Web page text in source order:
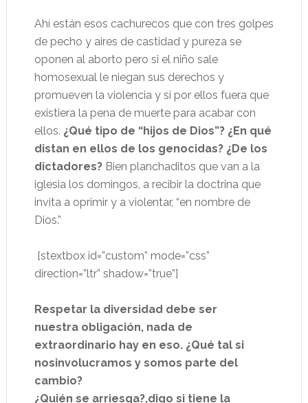
Ahí están esos cachurecos que con tres golpes
de pecho y aires de castidad y pureza se
oponen al aborto pero si el niño sale
homosexual le niegan sus derechos y
promueven la violencia y si por ellos fuera que
existiera la pena de muerte para acabar con
ellos. ¿Qué tipo de “hijos de Dios”? ¿En qué
distan en ellos de los genocidas? ¿De los
dictadores?Bien planchaditos que van a la
iglesia los domingos, a recibir la doctrina que
invita a oprimir y a violentar, “en nombre de
Dios.”
[stextbox id=”custom” mode=”css”
direction=”ltr” shadow=”true”]
Respetar la diversidad debe ser
nuestra obligación, nada de
extraordinario hay en eso. ¿Qué tal si
nosinvolucramos y somos parte del
cambio?
¿Quién se arriesga?,digo si tiene la